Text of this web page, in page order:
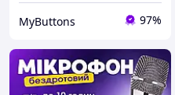
MyButtons 97%